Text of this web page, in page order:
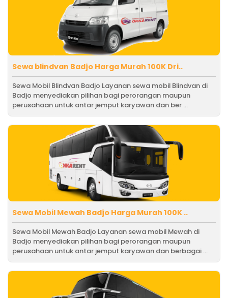
Sewa blindvan Badjo Harga Murah 100K Dri..
Sewa Mobil Blindvan Badjo Layanan sewa mobil Blindvan di
Badjo menyediakan pilihan bagi perorangan maupun
perusahaan untuk antar jemput karyawan dan ber ...
Sewa Mobil Mewah Badjo Harga Murah 100K ..
Sewa Mobil Mewah Badjo Layanan sewa mobil Mewah di
Badjo menyediakan pilihan bagi perorangan maupun
perusahaan untuk antar jemput karyawan dan berbagai ...